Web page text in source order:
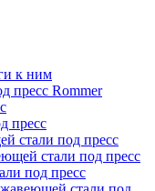
к ним
пресс Rommer
пресс
стали под пресс
стали под пресс
под пресс